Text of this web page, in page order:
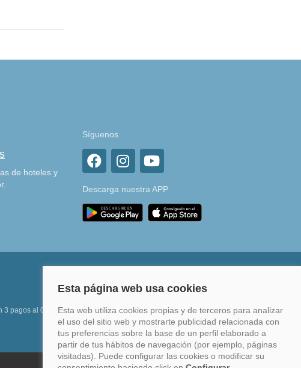
de hoteles y
Síguenos
Descarga nuestra APP
3 pagos al 0%
Financia hasta en 12 meses o en 4 pagos sin
intereses